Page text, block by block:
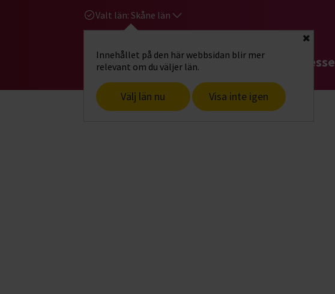
Valt län: Skåne län
Innehållet på den här webbsidan blir mer
relevant om du väljer län.
Välj län nu Visa inte igen
Stäng
Gå till studiefrämjandets startsidaHitta intresse